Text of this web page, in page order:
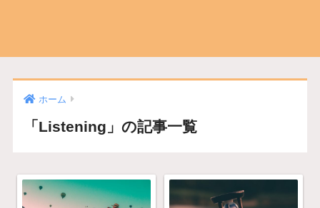
ホーム
「Listening」の記事一覧